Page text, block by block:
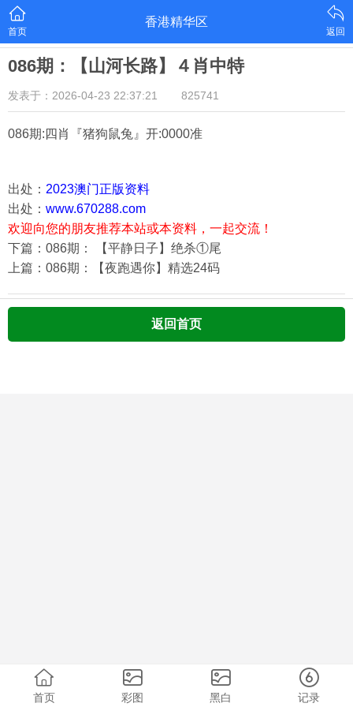
首页
香港精华区
返回
086期：【山河长路】４肖中特
发表于：2026-04-23 22:37:21 825741
086期:四肖『猪狗鼠兔 』开:0000准
出处： 2023澳门正版资料
出处： www.670288.com
欢迎向您的朋友推荐本站或本资料，一起交流！
下篇：086期： 【平静日子】绝杀①尾
上篇：086期：【夜跑遇你】精选24码
返回首页
首页 彩图 黑白 记录